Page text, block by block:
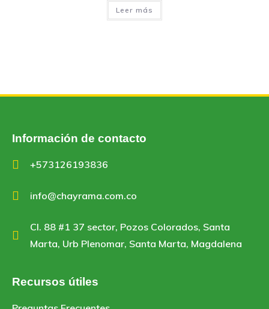
Leer más
Información de contacto
+573126193836
info@chayrama.com.co
Cl. 88 #1 37 sector, Pozos Colorados, Santa
Marta, Urb Plenomar, Santa Marta, Magdalena
Recursos útiles